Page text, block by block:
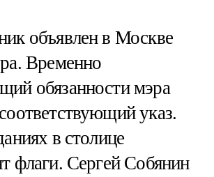
объявлен в Москве
Временно
обязанности мэра
указ.
в столице
флаги. Сергей Собянин